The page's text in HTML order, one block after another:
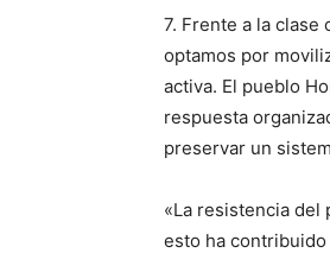
7. Frente a la
optamos por
activa. El pueblo
respuesta
preservar un
«La resistencia
esto ha